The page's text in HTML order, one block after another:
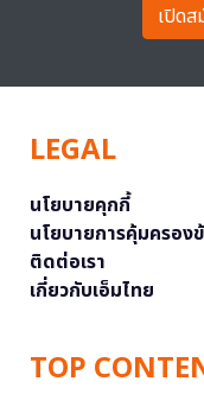
เปิด
LEGAL
นโยบายคุกกี้
นโยบายการคุ้มครอ
ติดต่อเรา
เกี่ยวกับเอ็มไทย
TOP